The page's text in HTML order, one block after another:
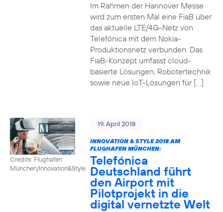
Im Rahmen der Hannover Messe
wird zum ersten Mal eine FiaB über
das aktuelle LTE/4G-Netz von
Telefónica mit dem Nokia-
Produktionsnetz verbunden. Das
FiaB-Konzept umfasst cloud-
basierte Lösungen, Robotertechnik
sowie neue IoT-Lösungen für […]
Credits: Flughafen
München/Innovation&Style
19. April 2018
INNOVATION & STYLE 2018 AM
FLUGHAFEN MÜNCHEN:
Telefónica
Deutschland führt
den Airport mit
Pilotprojekt in die
digital vernetzte Welt